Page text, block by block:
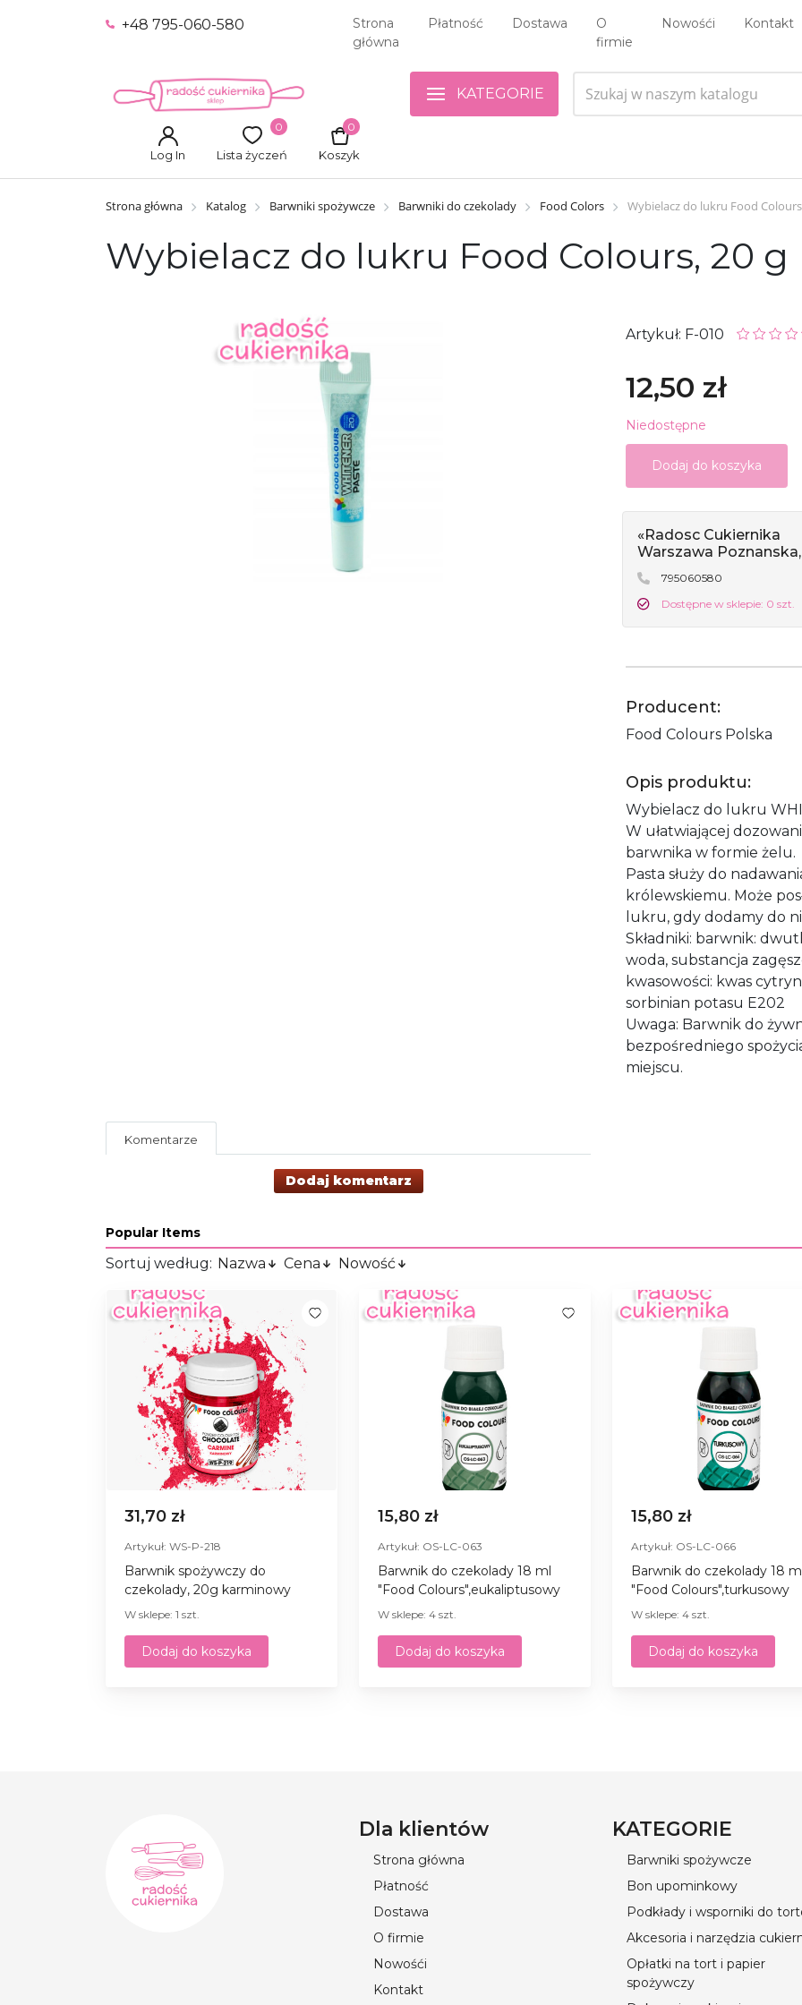
+48 795-060-580
Strona
główna
Płatność Dostawa
O
firmie
Nowośći Kontakt
Log In Lista życzeń
0
Koszyk
0
KATEGORIE
Strona główna Katalog Barwniki spożywcze Barwniki do czekolady Food Colors Wybielacz do lukru Food
Wybielacz do lukru Food Colours, 20 g
Artykuł: F-010
12,50 zł
Niedostępne
Dodaj do koszyka
«Radosc Cukiernika
Warszawa
795060580
Dostępne w sklepie: 0 szt.
Producent:
Food Colours Polska
Opis produktu:
Wybielacz do lukru
W ułatwiającej
barwnika w formie żelu.
Pasta służy do
królewskiemu. Może
lukru, gdy dodamy do
Składniki: barwnik:
woda, substancja
kwasowości: kwas
sorbinian potasu E202
Uwaga: Barwnik do
bezpośredniego
miejscu.
Komentarze
Dodaj komentarz
Popular Items
Sortuj według: Nazwa Cena Nowość
31,70 zł
Artykuł: WS-P-218
Barwnik spożywczy do
czekolady, 20g karminowy
W sklepe: 1 szt.
Dodaj do koszyka
15,80 zł
Artykuł: OS-LC-063
Barwnik do czekolady 18 ml
"Food Colours",eukaliptusowy
W sklepe: 4 szt.
Dodaj do koszyka
15,80 zł
Artykuł: OS-LC-066
Barwnik do czekolady 18
"Food Colours",turkusowy
W sklepe: 4 szt.
Dodaj do koszyka
Dla klientów
Strona główna
Płatność
Dostawa
O firmie
Nowośći
Kontakt
KATEGORIE
Barwniki spożywcze
Bon upominkowy
Podkłady i wsporniki do
Akcesoria i narzędzia
Opłatki na tort i papier
spożywczy